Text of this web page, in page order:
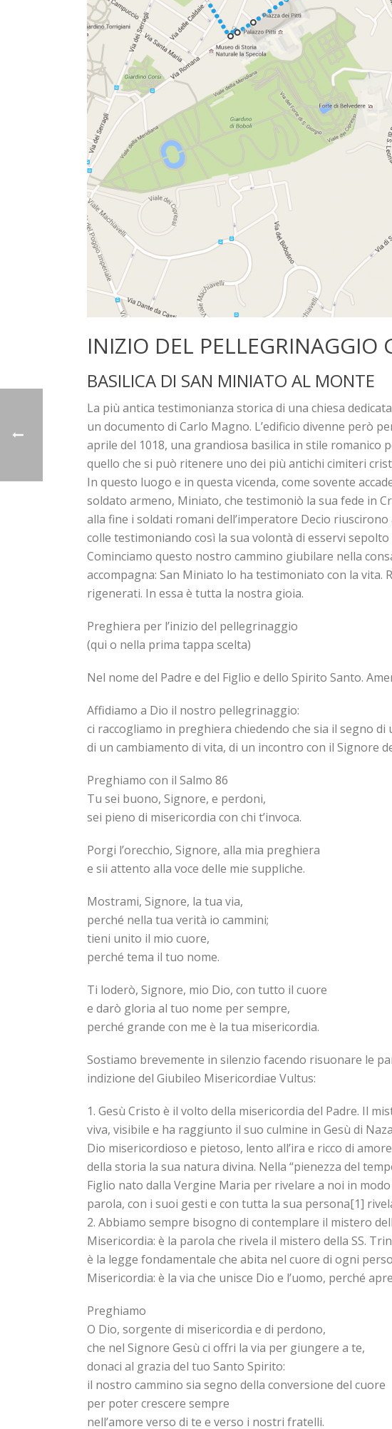
INIZIO DEL PELLEGRINAGGIO
BASILICA DI SAN MINIATO AL MONTE
La più antica testimonianza storica di una chiesa
un documento di Carlo Magno. L’edificio divenne però
aprile del 1018, una grandiosa basilica in stile romanico
quello che si può ritenere uno dei più antichi cimiteri
In questo luogo e in questa vicenda, come sovente
soldato armeno, Miniato, che testimoniò la sua fede in
alla fine i soldati romani dell’imperatore Decio
colle testimoniando così la sua volontà di esservi
Cominciamo questo nostro cammino giubilare nella
accompagna: San Miniato lo ha testimoniato con la vita.
rigenerati. In essa è tutta la nostra gioia.
Preghiera per l’inizio del pellegrinaggio
(qui o nella prima tappa scelta)
Nel nome del Padre e del Figlio e dello Spirito Santo.
Affidiamo a Dio il nostro pellegrinaggio:
ci raccogliamo in preghiera chiedendo che sia il segno
di un cambiamento di vita, di un incontro con il Signore
Preghiamo con il Salmo 86
Tu sei buono, Signore, e perdoni,
sei pieno di misericordia con chi t’invoca.
Porgi l’orecchio, Signore, alla mia preghiera
e sii attento alla voce delle mie suppliche.
Mostrami, Signore, la tua via,
perché nella tua verità io cammini;
tieni unito il mio cuore,
perché tema il tuo nome.
Ti loderò, Signore, mio Dio, con tutto il cuore
e darò gloria al tuo nome per sempre,
perché grande con me è la tua misericordia.
Sostiamo brevemente in silenzio facendo risuonare le
indizione del Giubileo Misericordiae Vultus:
1. Gesù Cristo è il volto della misericordia del Padre. Il
viva, visibile e ha raggiunto il suo culmine in Gesù di
Dio misericordioso e pietoso, lento all’ira e ricco di
della storia la sua natura divina. Nella “pienezza del
Figlio nato dalla Vergine Maria per rivelare a noi in
parola, con i suoi gesti e con tutta la sua persona[1]
2. Abbiamo sempre bisogno di contemplare il mistero
Misericordia: è la parola che rivela il mistero della SS.
è la legge fondamentale che abita nel cuore di ogni
Misericordia: è la via che unisce Dio e l’uomo, perché
Preghiamo
O Dio, sorgente di misericordia e di perdono,
che nel Signore Gesù ci offri la via per giungere a te,
donaci al grazia del tuo Santo Spirito:
il nostro cammino sia segno della conversione del cuore
per poter crescere sempre
nell’amore verso di te e verso i nostri fratelli.